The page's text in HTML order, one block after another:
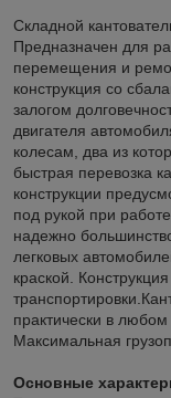
Складной
Предназначен для
перемещения и
конструкция со
залогом
двигателя
колесам, два из
быстрая перевозка
конструкции
под рукой при
надежно
легковых
краской.
практически в
Максимальная
Основные